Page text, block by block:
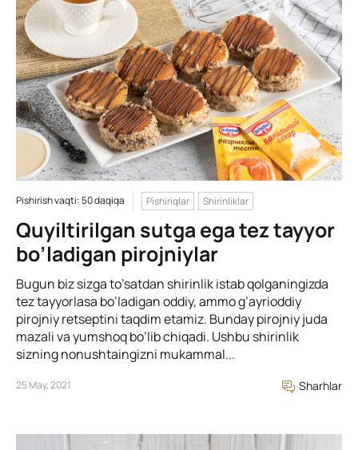
Pishirish vaqti: 50 daqiqa Pishiriqlar Shirinliklar
Quyiltirilgan sutga ega tez tayyor
bo’ladigan pirojniylar
Bugun biz sizga to’satdan shirinlik istab qolganingizda
tez tayyorlasa bo’ladigan oddiy, ammo g’ayrioddiy
pirojniy retseptini taqdim etamiz. Bunday pirojniy juda
mazali va yumshoq bo’lib chiqadi. Ushbu shirinlik
sizning nonushtaingizni mukammal...
25 May, 2021 Sharhlar